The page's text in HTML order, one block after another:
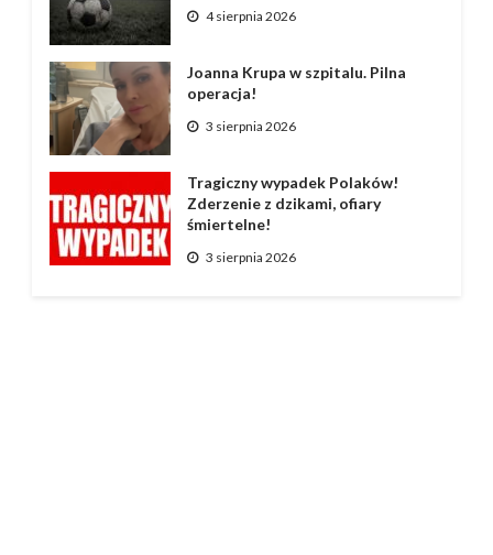
4 sierpnia 2026
Joanna Krupa w szpitalu. Pilna
operacja!
3 sierpnia 2026
Tragiczny wypadek Polaków!
Zderzenie z dzikami, ofiary
śmiertelne!
3 sierpnia 2026